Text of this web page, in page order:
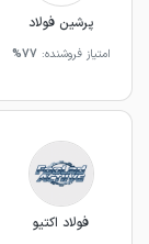
پرشین فولاد
امتیاز فروشنده: 77%
فولاد اکتیو